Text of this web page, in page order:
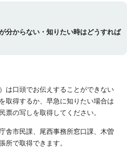
分からない・知りたい時はどうすれば
は口頭でお伝えすることができない
取得するか、早急に知りたい場合は
票の写しを取得してください。
舎市民課、尾西事務所窓口課、木曽
所で取得できます。